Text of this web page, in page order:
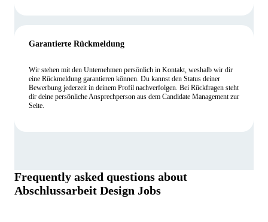
Garantierte Rückmeldung
Wir stehen mit den Unternehmen persönlich in Kontakt, weshalb wir dir
eine Rückmeldung garantieren können. Du kannst den Status deiner
Bewerbung jederzeit in deinem Profil nachverfolgen. Bei Rückfragen steht
dir deine persönliche Ansprechperson aus dem Candidate Management zur
Seite.
Frequently asked questions about
Abschlussarbeit Design Jobs